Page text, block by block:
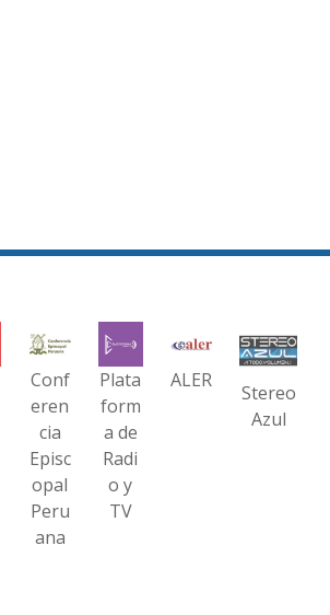
Conf
eren
cia
Episc
opal
Peru
ana
Plata
form
a de
Radi
o y
TV
ALER
Stereo
Azul